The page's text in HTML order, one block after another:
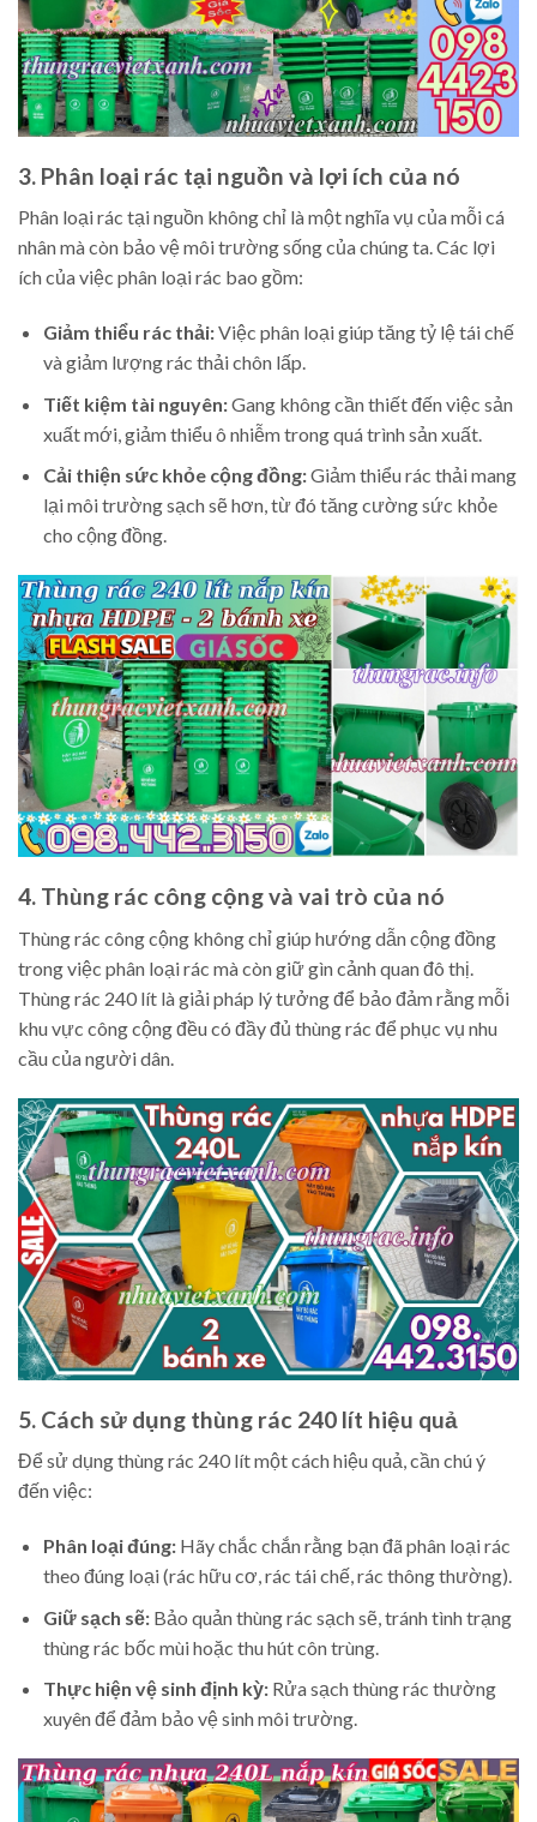
3. Phân loại rác tại nguồn và lợi ích của nó
Phân loại rác tại nguồn không chỉ là một nghĩa vụ của mỗi cá
nhân mà còn bảo vệ môi trường sống của chúng ta. Các lợi
ích của việc phân loại rác bao gồm:
Giảm thiểu rác thải:Việc phân loại giúp tăng tỷ lệ tái chế
và giảm lượng rác thải chôn lấp.
Tiết kiệm tài nguyên:Gang không cần thiết đến việc sản
xuất mới, giảm thiểu ô nhiễm trong quá trình sản xuất.
Cải thiện sức khỏe cộng đồng:Giảm thiểu rác thải mang
lại môi trường sạch sẽ hơn, từ đó tăng cường sức khỏe
cho cộng đồng.
4. Thùng rác công cộng và vai trò của nó
Thùng rác công cộng không chỉ giúp hướng dẫn cộng đồng
trong việc phân loại rác mà còn giữ gìn cảnh quan đô thị.
Thùng rác 240 lít là giải pháp lý tưởng để bảo đảm rằng mỗi
khu vực công cộng đều có đầy đủ thùng rác để phục vụ nhu
cầu của người dân.
5. Cách sử dụng thùng rác 240 lít hiệu quả
Để sử dụng thùng rác 240 lít một cách hiệu quả, cần chú ý
đến việc:
Phân loại đúng:Hãy chắc chắn rằng bạn đã phân loại rác
theo đúng loại (rác hữu cơ, rác tái chế, rác thông thường).
Giữ sạch sẽ:Bảo quản thùng rác sạch sẽ, tránh tình trạng
thùng rác bốc mùi hoặc thu hút côn trùng.
Thực hiện vệ sinh định kỳ:Rửa sạch thùng rác thường
xuyên để đảm bảo vệ sinh môi trường.